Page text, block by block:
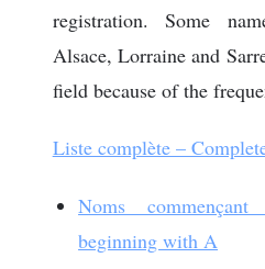
registration. Some
Alsace, Lorraine and
field because of the
Liste complète –
Noms
beginning with A